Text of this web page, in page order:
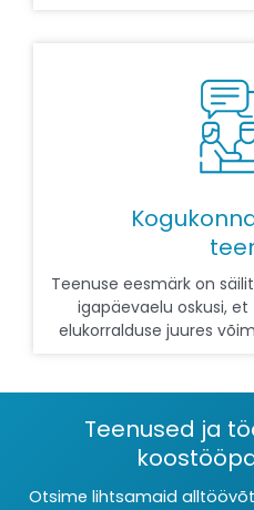
Teenuse eesmärk on
igapäevaelu oskusi,
elukorralduse juures
Teenused ja
Otsime lihtsamaid